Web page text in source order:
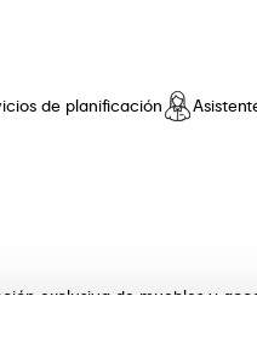
de planificación
exclusiva de muebles y
Descubre nuestras